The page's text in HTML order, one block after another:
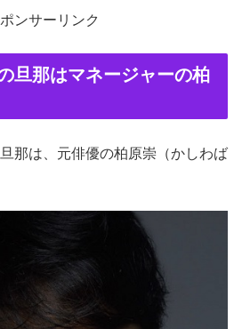
ンサーリンク
旦那はマネージャーの柏
那は、元俳優の柏原崇（かしわば